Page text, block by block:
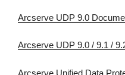
Arcserve UDP 9.0
Arcserve UDP 9.0 / 9.1 /
Arcserve Unified Data